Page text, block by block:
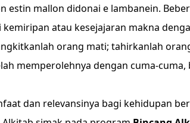
estin mallon didonai e lambanein.
atau kesejajaran makna
orang mati; tahirkanlah
memperolehnya dengan cuma-
dan relevansinya bagi kehidupan